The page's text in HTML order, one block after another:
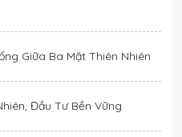
Giữa Ba Mặt Thiên Nhiên
Đầu Tư Bền Vững